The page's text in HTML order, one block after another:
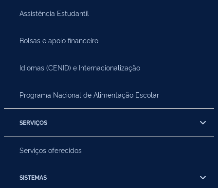
Assistência Estudantil
Bolsas e apoio financeiro
Idiomas (CENID) e Internacionalização
Programa Nacional de Alimentação Escolar
SERVIÇOS
Serviços oferecidos
SISTEMAS